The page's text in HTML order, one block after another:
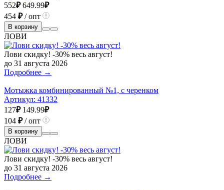
552₽ 649.99₽
454 ₽/ опт
В корзину
ЛОВИ
Лови скидку! -30% весь август!
до 31 августа 2026
Подробнее →
Мотыжка комбинированный №1, с черенком
Артикул: 41332
127₽ 149.99₽
104 ₽/ опт
В корзину
ЛОВИ
Лови скидку! -30% весь август!
до 31 августа 2026
Подробнее →